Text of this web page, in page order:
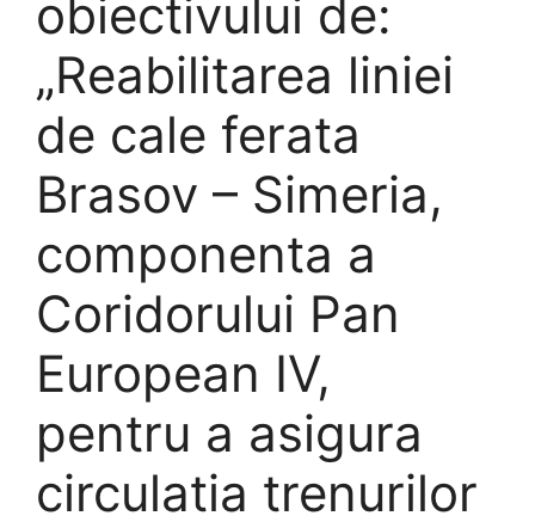
obiectivului de:
„Reabilitarea liniei
de cale ferata
Brasov – Simeria,
componenta a
Coridorului Pan
European IV,
pentru a asigura
circulatia trenurilor